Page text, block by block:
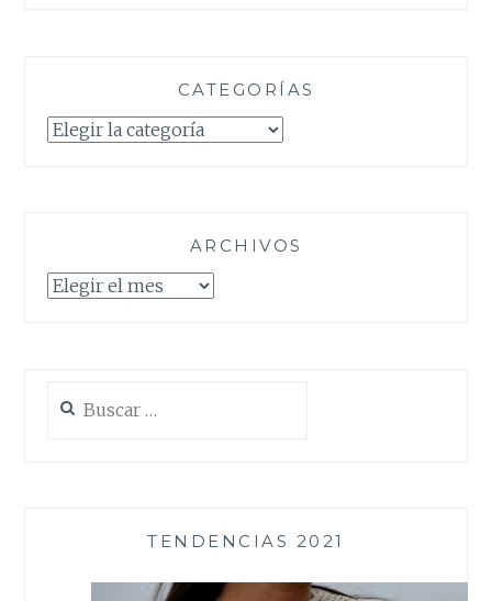
CATEGORÍAS
Categorías
ARCHIVOS
Archivos
TENDENCIAS 2021